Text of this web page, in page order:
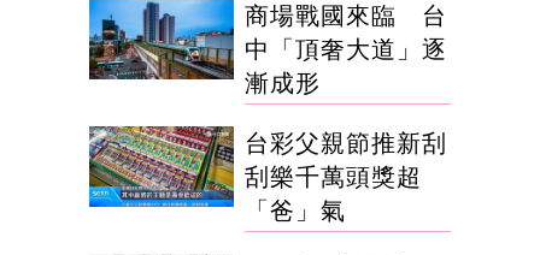
商場戰國來臨 台
中「頂奢大道」逐
漸成形
台彩父親節推新刮
刮樂千萬頭獎超
「爸」氣